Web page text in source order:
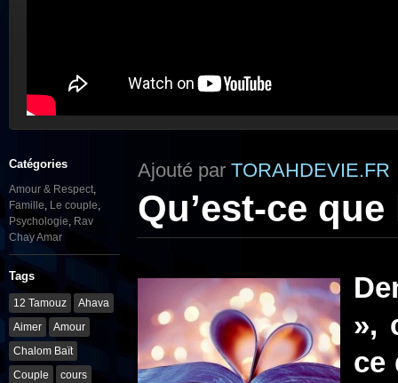
Catégories
Amour & Respect,
Famille, Le couple,
Psychologie, Rav
Chay Amar
Tags
12 Tamouz
Ahava
Aimer
Amour
Chalom Baït
Couple
cours
Ajouté par TORAHDEVIE.FR
Qu’est-ce que
»,
ce